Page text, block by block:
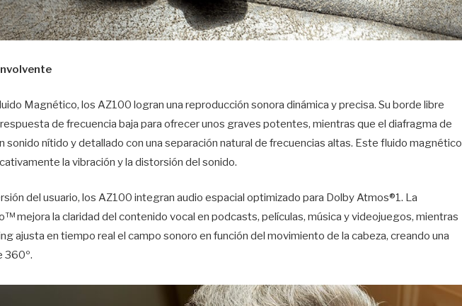
Magnético, los AZ100 logran una reproducción sonora dinámica y precisa. Su borde libre
de frecuencia baja para ofrecer unos graves potentes, mientras que el diafragma de
sonido nítido y detallado con una separación natural de frecuencias altas. Este fluido magnético
la vibración y la distorsión del sonido.
del usuario, los AZ100 integran audio espacial optimizado para Dolby Atmos®1. La
mejora la claridad del contenido vocal en podcasts, películas, música y videojuegos, mientras
ajusta en tiempo real el campo sonoro en función del movimiento de la cabeza, creando una
360º.